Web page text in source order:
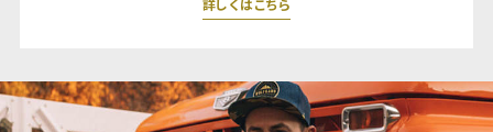
詳しくはこちら